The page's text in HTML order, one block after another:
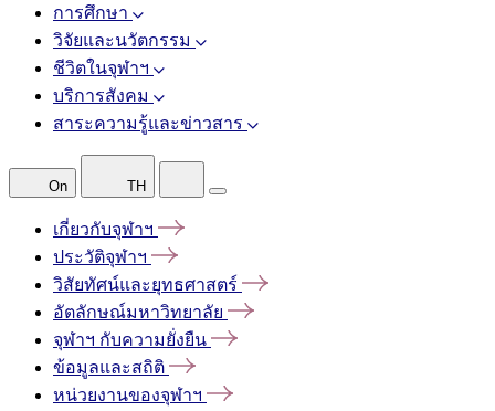
การศึกษา
วิจัยและนวัตกรรม
ชีวิตในจุฬาฯ
บริการสังคม
สาระความรู้และข่าวสาร
On TH
เกี่ยวกับจุฬาฯ
ประวัติจุฬาฯ
วิสัยทัศน์และยุทธศาสตร์
อัตลักษณ์มหาวิทยาลัย
จุฬาฯ กับความยั่งยืน
ข้อมูลและสถิติ
หน่วยงานของจุฬาฯ